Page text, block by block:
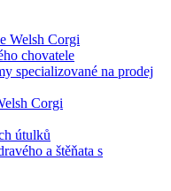
Welsh Corgi
chovatele
specializované na prodej
Corgi
útulků
a štěňata s